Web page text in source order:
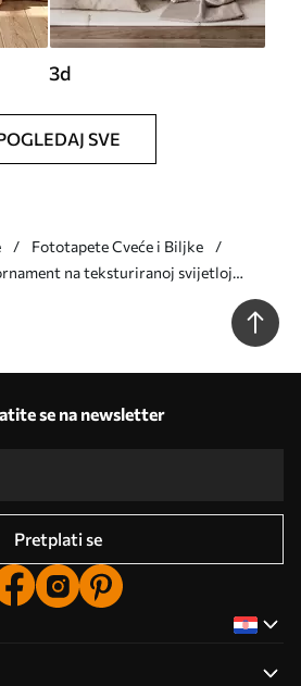
3d
SVE
Fototapete Cveće i Biljke
na teksturiranoj svijetloj
se na newsletter
Pretplati se